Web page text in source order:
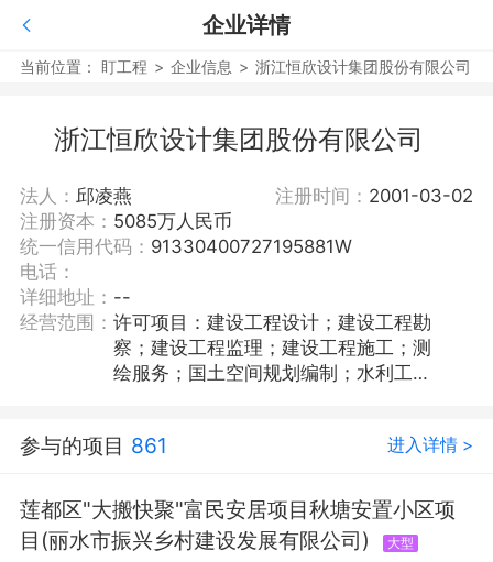
企业详情
当前位置： 盯工程 > 企业信息 > 浙江恒欣设计集团股份有限公司
浙江恒欣设计集团股份有限公司
法人： 邱凌燕 注册时间： 2001-03-02
注册资本： 5085万人民币
统一信用代码： 91330400727195881W
电话：
详细地址： --
经营范围： 许可项目：建设工程设计；建设工程勘
察；建设工程监理；建设工程施工；测
绘服务；国土空间规划编制；水利工程
门批准后方可开展经营活动，具体经营
造价咨询业务；工程管理服务；图文设
计制作；招投标代理服务；政府采购代
理服务；市政设施管理；劳务服务（不
参与的项目 861 进入详情 >
莲都区"大搬快聚"富民安居项目秋塘安置小区项
目(丽水市振兴乡村建设发展有限公司)
大型